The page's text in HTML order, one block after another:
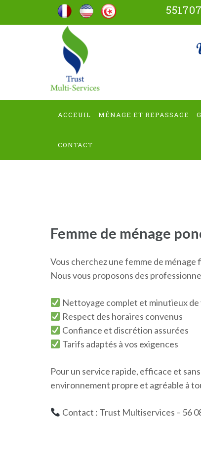
ACCEUIL MÉNAGE ET REPASSAGE
CONTACT
Femme de ménage
Vous cherchez une femme de
Nous vous proposons des
Nettoyage complet et minutieux de
Respect des horaires convenus
Confiance et discrétion assurées
Tarifs adaptés à vos exigences
Pour un service rapide, efficace et
environnement propre et agréable à
Contact : Trust Multiservices – 56